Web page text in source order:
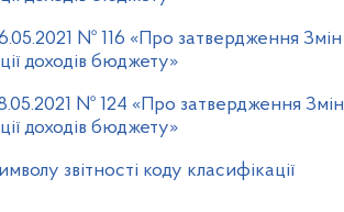
№ 116 «Про затвердження Змін
доходів бюджету»
№ 124 «Про затвердження Змін
доходів бюджету»
звітності коду класифікації